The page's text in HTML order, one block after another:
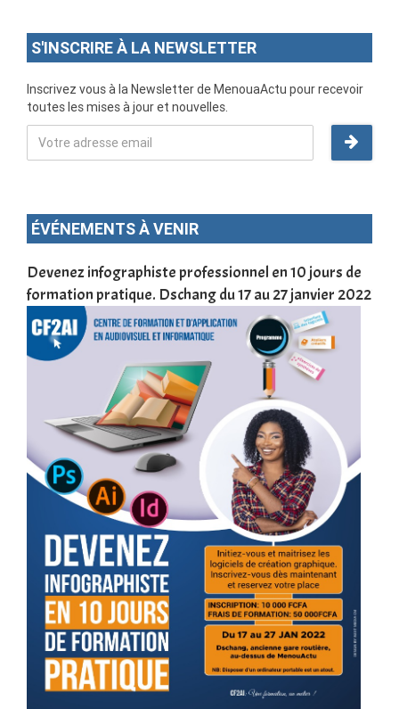
S'INSCRIRE À LA NEWSLETTER
Inscrivez vous à la Newsletter de MenouaActu pour recevoir
toutes les mises à jour et nouvelles.
ÉVÉNEMENTS À VENIR
Devenez infographiste professionnel en 10 jours de
formation pratique. Dschang du 17 au 27 janvier 2022